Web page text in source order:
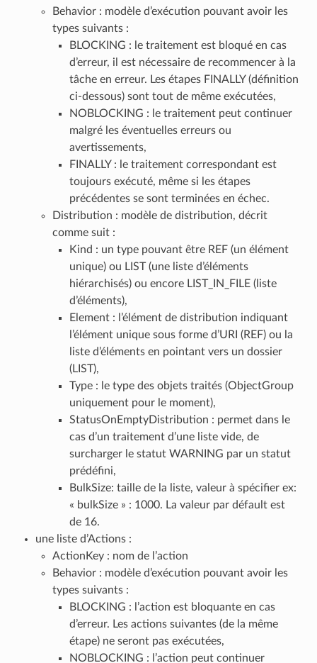
Behavior : modèle d’exécution pouvant avoir les
types suivants :
BLOCKING : le traitement est bloqué en cas
d’erreur, il est nécessaire de recommencer à la
tâche en erreur. Les étapes FINALLY (définition
ci-dessous) sont tout de même exécutées,
NOBLOCKING : le traitement peut continuer
malgré les éventuelles erreurs ou
avertissements,
FINALLY : le traitement correspondant est
toujours exécuté, même si les étapes
précédentes se sont terminées en échec.
Distribution : modèle de distribution, décrit
comme suit :
Kind : un type pouvant être REF (un élément
unique) ou LIST (une liste d’éléments
hiérarchisés) ou encore LIST_IN_FILE (liste
d’éléments),
Element : l’élément de distribution indiquant
l’élément unique sous forme d’URI (REF) ou la
liste d’éléments en pointant vers un dossier
(LIST),
Type : le type des objets traités (ObjectGroup
uniquement pour le moment),
StatusOnEmptyDistribution : permet dans le
cas d’un traitement d’une liste vide, de
surcharger le statut WARNING par un statut
prédéfini,
BulkSize: taille de la liste, valeur à spécifier ex:
« bulkSize » : 1000. La valeur par défault est
de 16.
une liste d’Actions :
ActionKey : nom de l’action
Behavior : modèle d’exécution pouvant avoir les
types suivants :
BLOCKING : l’action est bloquante en cas
d’erreur. Les actions suivantes (de la même
étape) ne seront pas exécutées,
NOBLOCKING : l’action peut continuer